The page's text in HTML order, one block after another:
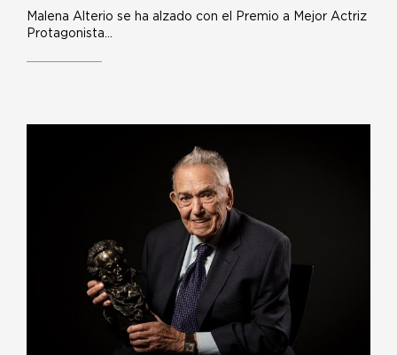
Malena Alterio se ha alzado con el Premio a Mejor Actriz
Protagonista…